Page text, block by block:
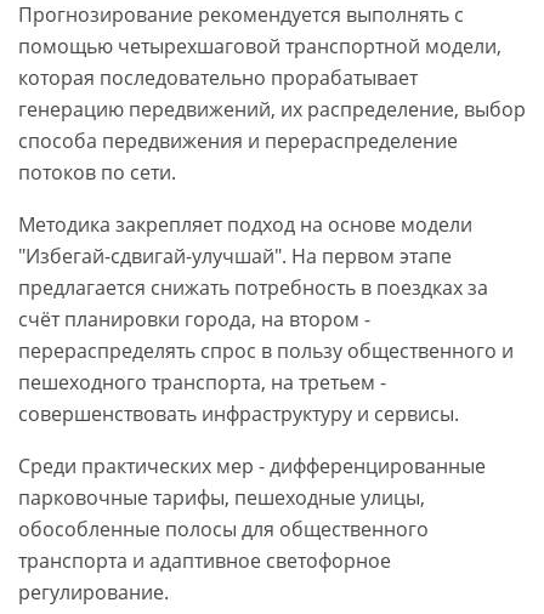
Прогнозирование рекомендуется выполнять с
помощью четырехшаговой транспортной модели,
которая последовательно прорабатывает
генерацию передвижений, их распределение, выбор
способа передвижения и перераспределение
потоков по сети.
Методика закрепляет подход на основе модели
"Избегай-сдвигай-улучшай". На первом этапе
предлагается снижать потребность в поездках за
счёт планировки города, на втором -
перераспределять спрос в пользу общественного и
пешеходного транспорта, на третьем -
совершенствовать инфраструктуру и сервисы.
Среди практических мер - дифференцированные
парковочные тарифы, пешеходные улицы,
обособленные полосы для общественного
транспорта и адаптивное светофорное
регулирование.